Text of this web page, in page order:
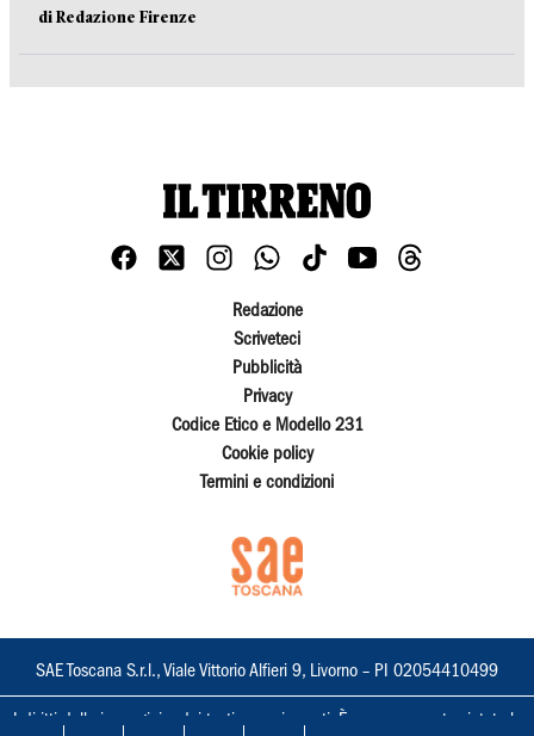
di Redazione Firenze
Redazione
Scriveteci
Pubblicità
Privacy
Codice Etico e Modello 231
Cookie policy
Termini e condizioni
SAE Toscana S.r.l., Viale Vittorio Alfieri 9, Livorno – PI 02054410499
I diritti delle immagini e dei testi sono riservati. È espressamente vietata la